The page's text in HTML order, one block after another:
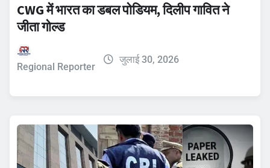
CWG में भारत का डबल पोडियम, दिलीप गावित ने
जीता गोल्ड
Regional Reporter
जुलाई 30, 2026